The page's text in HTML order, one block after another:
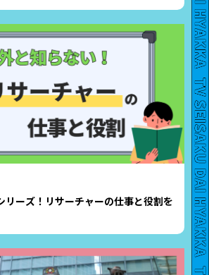
リーズ！リサーチャーの仕事と役割を